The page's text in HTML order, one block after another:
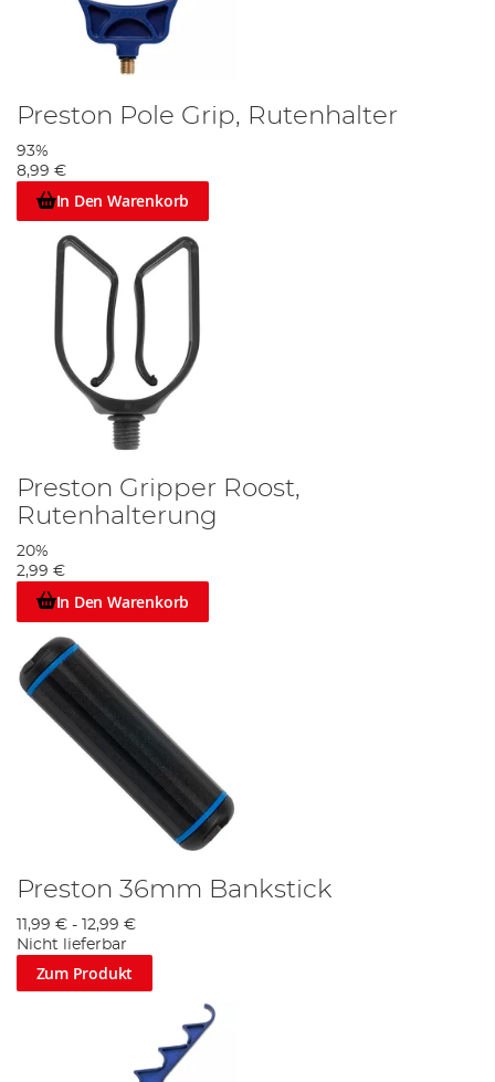
Preston Pole Grip, Rutenhalter
93%
8,99 €
In Den Warenkorb
Preston Gripper Roost,
Rutenhalterung
20%
2,99 €
In Den Warenkorb
Preston 36mm Bankstick
11,99 € - 12,99 €
Nicht lieferbar
Zum Produkt